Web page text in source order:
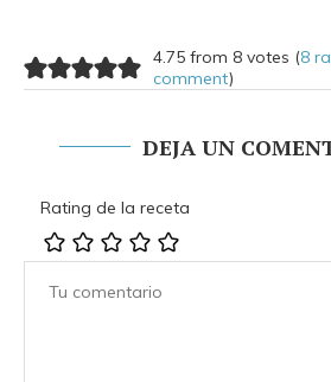
4.75 from 8 votes (8
comment)
DEJA UN
Rating de la receta